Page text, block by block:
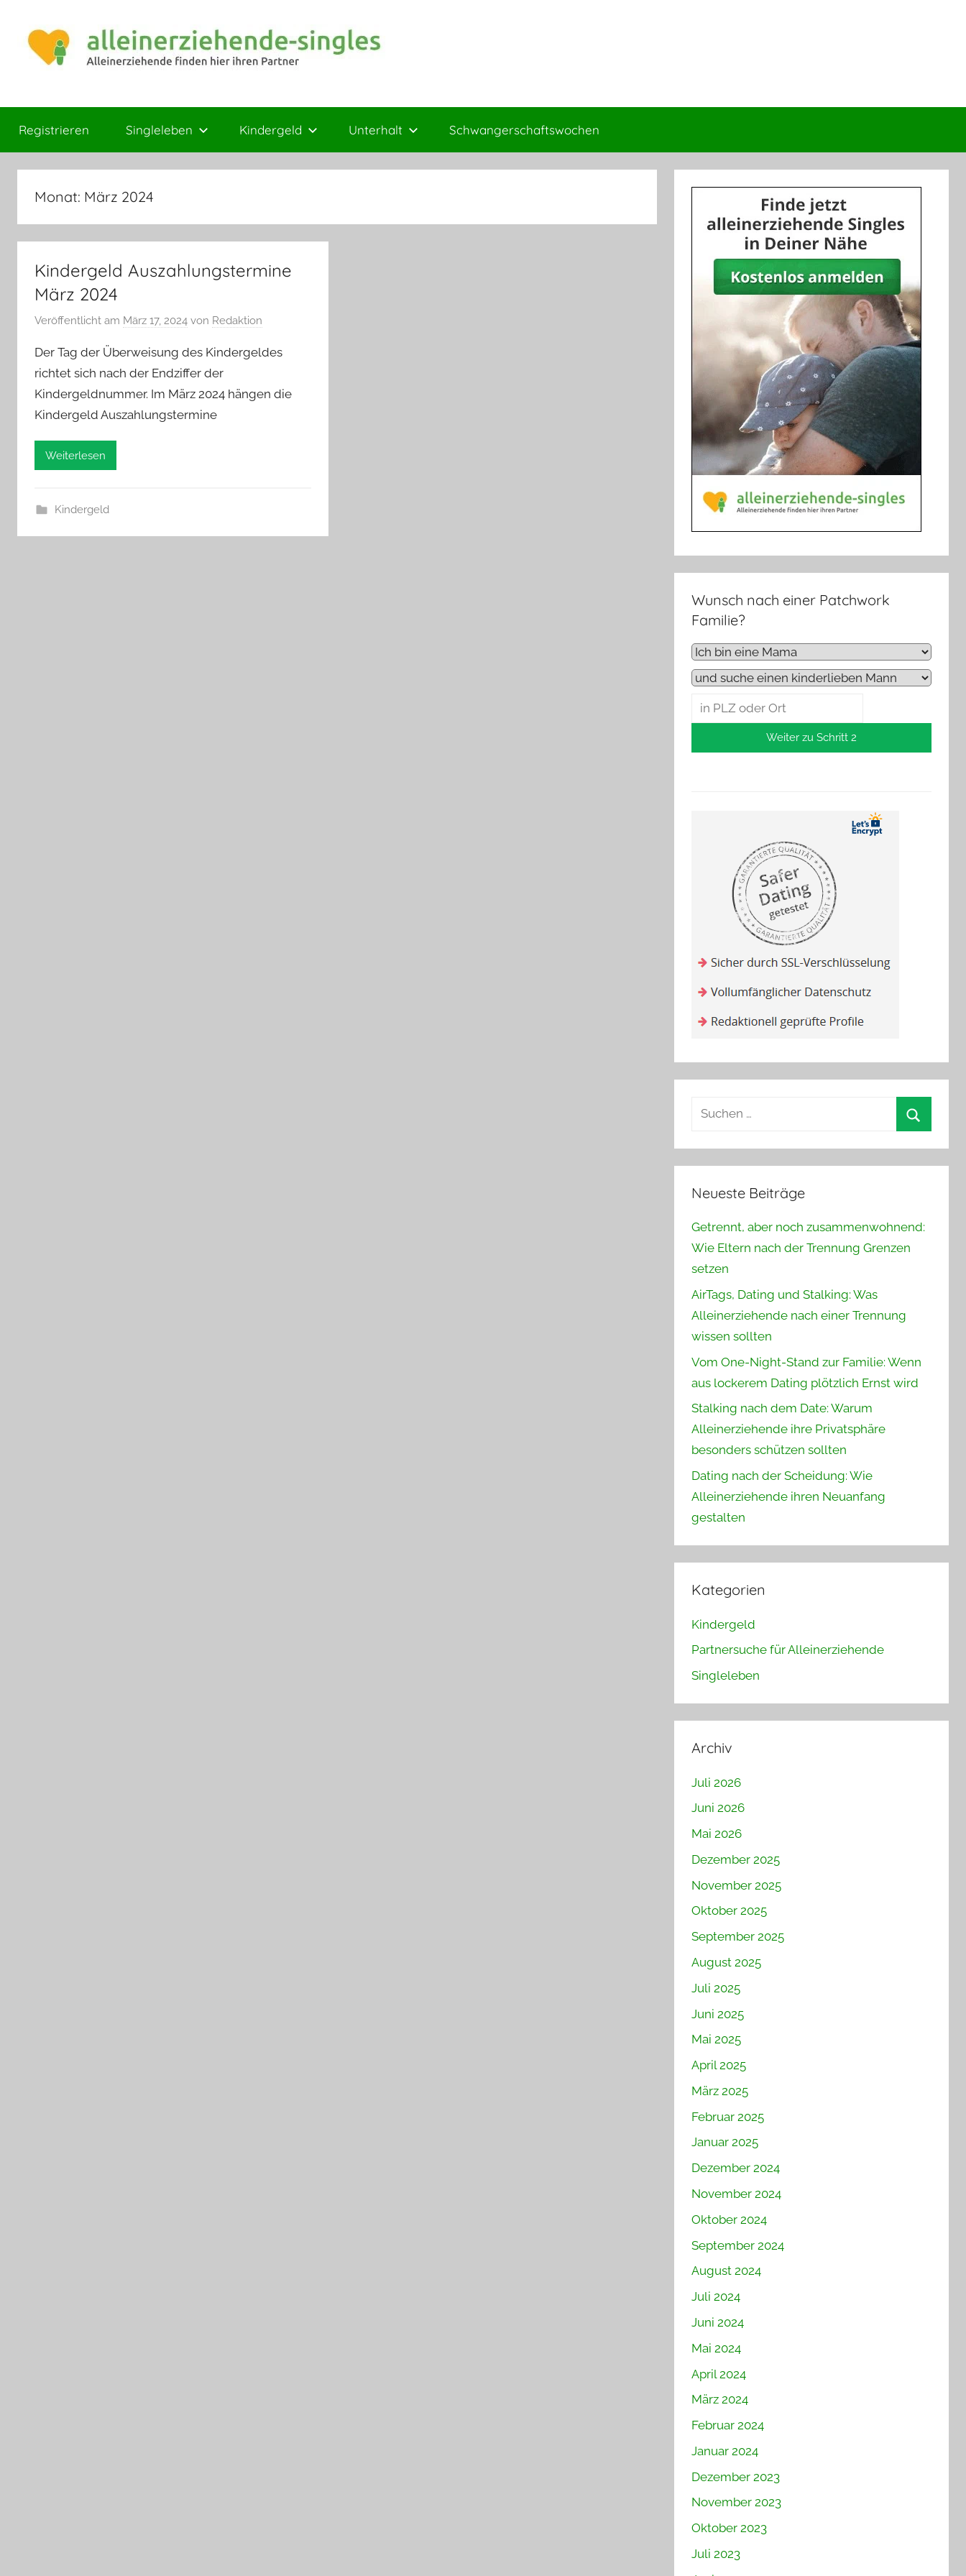
Inhalt
springen
Magazin
für
Mamas
Registrieren Singleleben Kindergeld Unterhalt Schwangerschaftswochen
Monat: März 2024
Kindergeld Auszahlungstermine
März 2024
Veröffentlicht am März 17, 2024 von Redaktion
Der Tag der Überweisung des Kindergeldes
richtet sich nach der Endziffer der
Kindergeldnummer. Im März 2024 hängen die
Kindergeld Auszahlungstermine
Weiterlesen
Kindergeld
Wunsch nach einer Patchwork
Familie?
Suchen
Neueste Beiträge
Getrennt, aber noch zusammenwohnend:
Wie Eltern nach der Trennung Grenzen
setzen
AirTags, Dating und Stalking: Was
Alleinerziehende nach einer Trennung
wissen sollten
Vom One-Night-Stand zur Familie: Wenn
aus lockerem Dating plötzlich Ernst wird
Stalking nach dem Date: Warum
Alleinerziehende ihre Privatsphäre
besonders schützen sollten
Dating nach der Scheidung: Wie
Alleinerziehende ihren Neuanfang
gestalten
Kategorien
Kindergeld
Partnersuche für Alleinerziehende
Singleleben
Archiv
Juli 2026
Juni 2026
Mai 2026
Dezember 2025
November 2025
Oktober 2025
September 2025
August 2025
Juli 2025
Juni 2025
Mai 2025
April 2025
März 2025
Februar 2025
Januar 2025
Dezember 2024
November 2024
Oktober 2024
September 2024
August 2024
Juli 2024
Juni 2024
Mai 2024
April 2024
März 2024
Februar 2024
Januar 2024
Dezember 2023
November 2023
Oktober 2023
Juli 2023